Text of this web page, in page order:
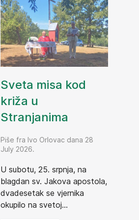
Sveta misa kod
križa u
Stranjanima
Piše fra Ivo Orlovac dana 28
July 2026.
U subotu, 25. srpnja, na
blagdan sv. Jakova apostola,
dvadesetak se vjernika
okupilo na svetoj...